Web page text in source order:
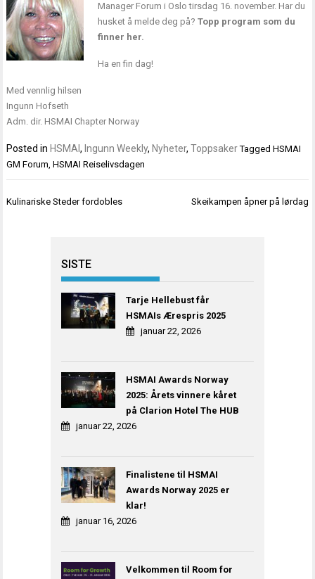
Manager Forum i Oslo tirsdag 16. november. Har du
husket å melde deg på? Topp program som du
finner her.
Ha en fin dag!
Med vennlig hilsen
Ingunn Hofseth
Adm. dir. HSMAI Chapter Norway
Posted in HSMAI, Ingunn Weekly, Nyheter,Toppsaker TaggedHSMAI
GM Forum,HSMAI Reiselivsdagen
Innleggsnavigasjon
Kulinariske Steder fordobles Skeikampen åpner på lørdag
SISTE
Tarje Hellebust får
HSMAIs Ærespris 2025
januar 22, 2026
HSMAI Awards Norway
2025: Årets vinnere kåret
på Clarion Hotel The HUB
januar 22, 2026
Finalistene til HSMAI
Awards Norway 2025 er
klar!
januar 16, 2026
Velkommen til Room for